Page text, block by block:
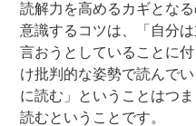
読解力を高めるカギとな
意識するコツは、「自分
言おうとしていることに
け批判的な姿勢で読んで
に読む」ということはつ
読むということです。